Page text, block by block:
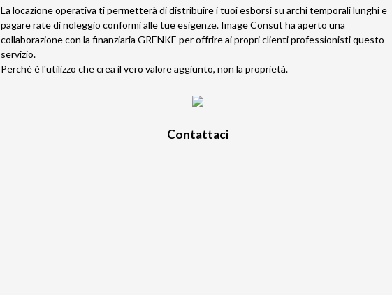
La locazione operativa ti permetterà di distribuire i tuoi esborsi su archi temporali lunghi e
pagare rate di noleggio conformi alle tue esigenze. Image Consut ha aperto una
collaborazione con la finanziaria GRENKE per offrire ai propri clienti professionisti questo
servizio.
Perchè è l'utilizzo che crea il vero valore aggiunto, non la proprietà.
Contattaci